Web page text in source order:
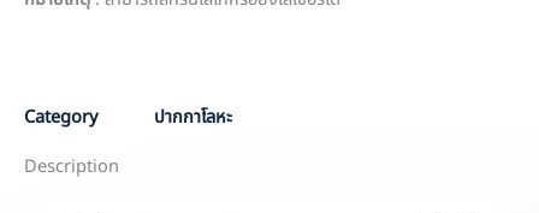
Category
ปากกาโลหะ
Description